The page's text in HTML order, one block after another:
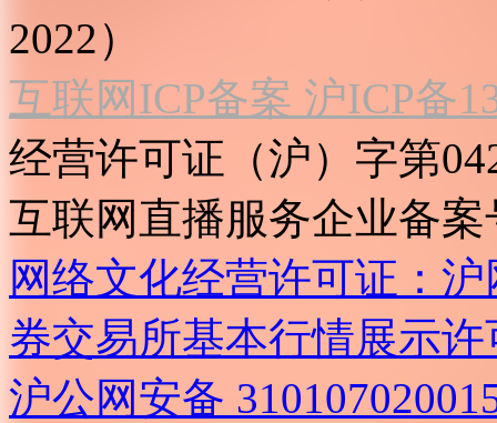
2022）
互联网ICP备案 沪ICP备
经营许可证（沪）字第
互联网直播服务企业备案
网络文化经营许可证：
券交易所基本行情展示许
沪公网安备